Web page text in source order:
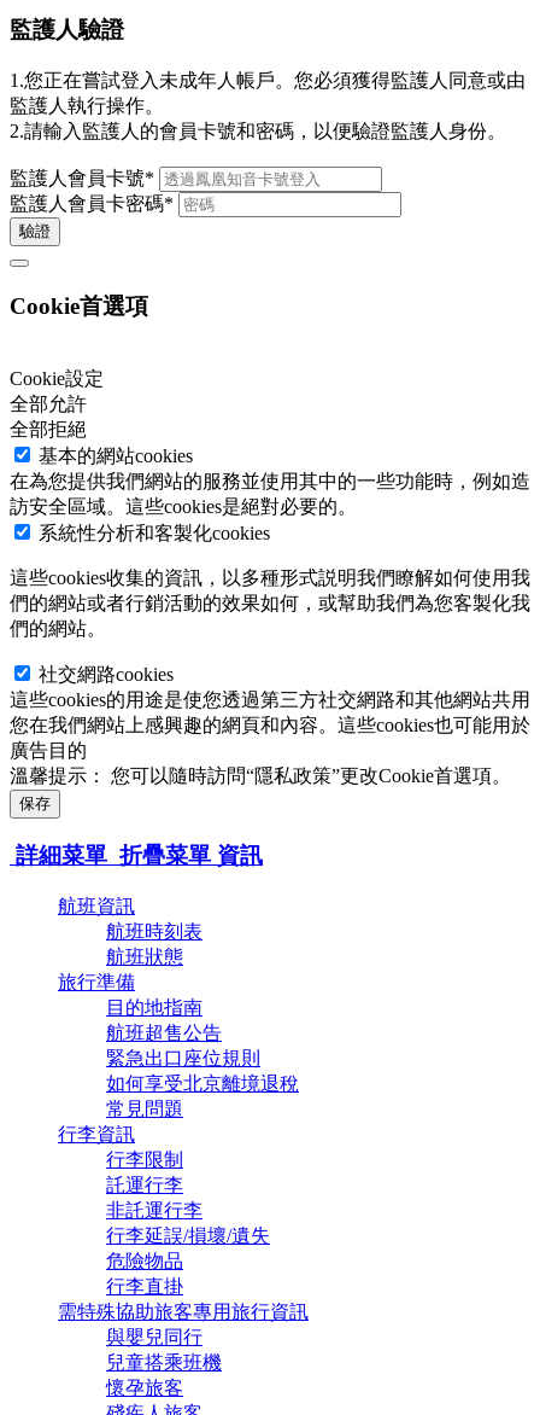
監護人驗證
1.您正在嘗試登入未成年人帳戶。您必須獲得監護人同意或由
監護人執行操作。
2.請輸入監護人的會員卡號和密碼，以便驗證監護人身份。
監護人會員卡號*
監護人會員卡密碼*
驗證
Cookie首選項
Cookie設定
全部允許
全部拒絕
基本的網站cookies
在為您提供我們網站的服務並使用其中的一些功能時，例如造
訪安全區域。這些cookies是絕對必要的。
系統性分析和客製化cookies
這些cookies收集的資訊，以多種形式説明我們瞭解如何使用我
們的網站或者行銷活動的效果如何，或幫助我們為您客製化我
們的網站。
社交網路cookies
這些cookies的用途是使您透過第三方社交網路和其他網站共用
您在我們網站上感興趣的網頁和內容。這些cookies也可能用於
廣告目的
溫馨提示：
您可以隨時訪問“隱私政策”更改Cookie首選項。
保存
詳細菜單 折疊菜單 資訊
航班資訊
航班時刻表
航班狀態
旅行準備
目的地指南
航班超售公告
緊急出口座位規則
如何享受北京離境退稅
常見問題
行李資訊
行李限制
託運行李
非託運行李
行李延誤/損壞/遺失
危險物品
行李直掛
需特殊協助旅客專用旅行資訊
與嬰兒同行
兒童搭乘班機
懷孕旅客